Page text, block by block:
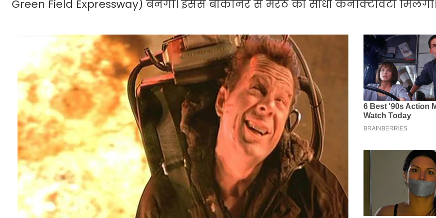
Green Field Expressway) बनेगा। इससे बीकानेर से मेरठ को सीधी कनेक्टिविटी